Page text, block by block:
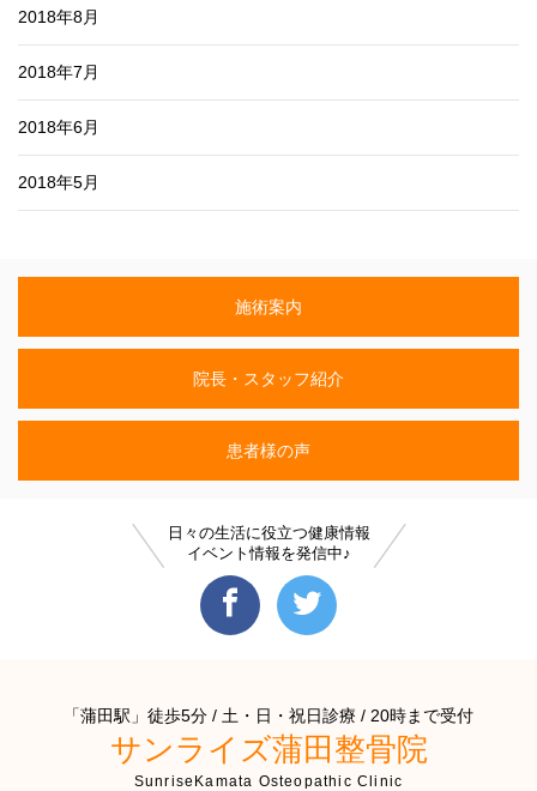
2018年8月
2018年7月
2018年6月
2018年5月
施術案内
院長・スタッフ紹介
患者様の声
日々の生活に役立つ健康情報
イベント情報を発信中♪
「蒲田駅」徒歩5分 / 土・日・祝日診療 / 20時まで受付
サンライズ蒲田整骨院
SunriseKamata Osteopathic Clinic